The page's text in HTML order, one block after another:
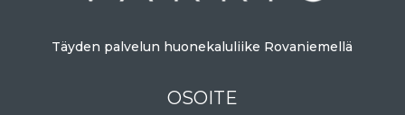
Täyden palvelun huonekaluliike Rovaniemellä
OSOITE